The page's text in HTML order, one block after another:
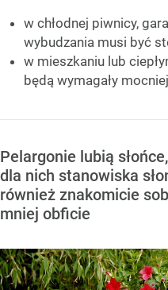
w chłodnej piwnicy,
wybudzania musi być
w mieszkaniu lub
będą wymagały
Pelargonie lubią
dla nich stanowiska
również znakomicie
mniej obficie